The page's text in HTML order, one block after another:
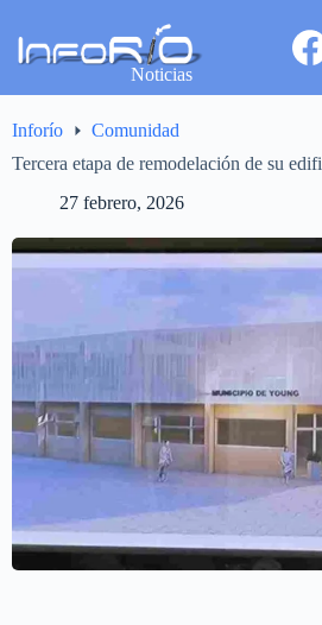
Noticias
Inforío
Comunidad
Tercera etapa de remodelación de su
27 febrero, 2026